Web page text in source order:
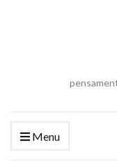
Menu